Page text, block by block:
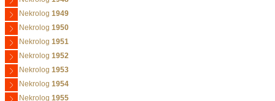
Nekrolog 1949
Nekrolog 1950
Nekrolog 1951
Nekrolog 1952
Nekrolog 1953
Nekrolog 1954
Nekrolog 1955